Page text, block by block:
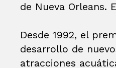
de Nueva Orleans.
Desde 1992, el
desarrollo de
atracciones